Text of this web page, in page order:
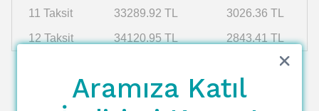
11 Taksit 33289.92 TL 3026.36 TL
12 Taksit 34120.95 TL 2843.41 TL
Aramıza Katıl